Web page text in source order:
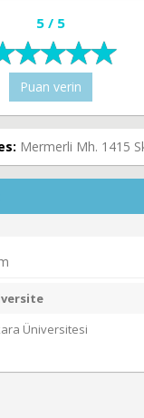
5 / 5
Puan verin
Mermerli Mh. 1415
Üniversitesi